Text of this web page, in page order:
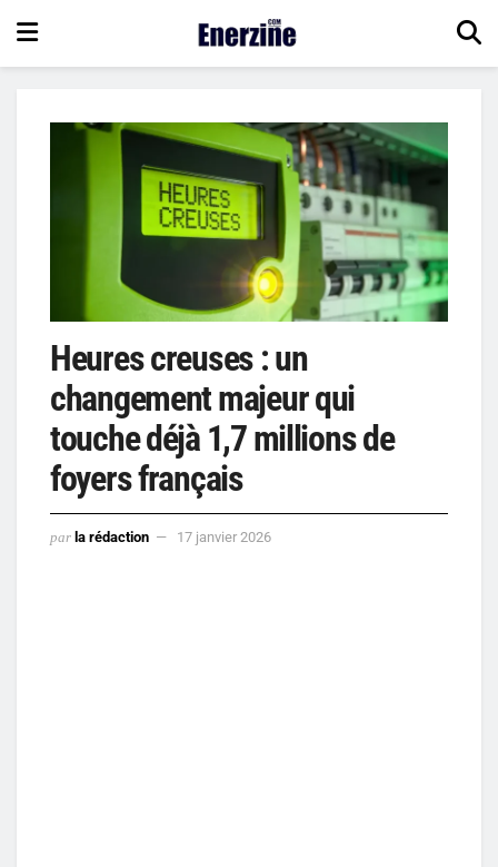
Heures creuses : un
changement majeur qui
touche déjà 1,7 millions de
foyers français
par la rédaction 17 janvier 2026